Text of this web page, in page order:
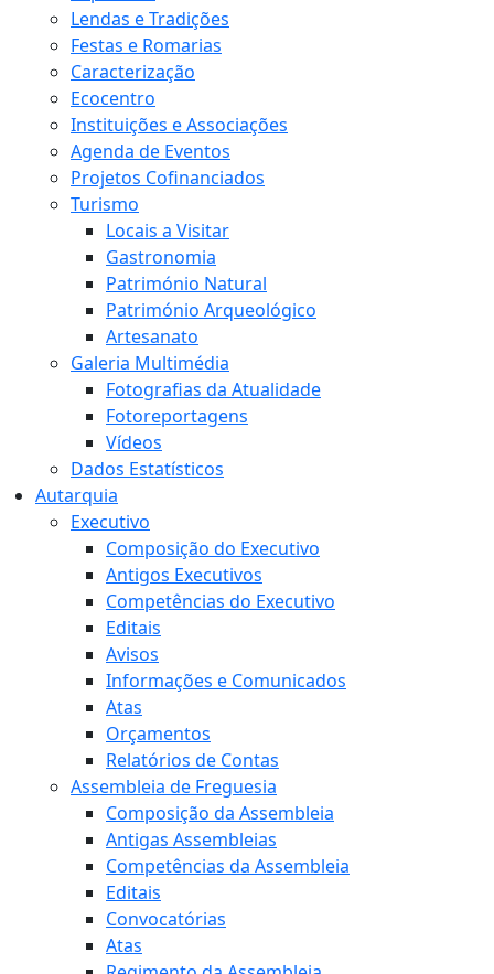
Lendas e Tradições
Festas e Romarias
Caracterização
Ecocentro
Instituições e Associações
Agenda de Eventos
Projetos Cofinanciados
Turismo
Locais a Visitar
Gastronomia
Património Natural
Património Arqueológico
Artesanato
Galeria Multimédia
Fotografias da Atualidade
Fotoreportagens
Vídeos
Dados Estatísticos
Autarquia
Executivo
Composição do Executivo
Antigos Executivos
Competências do Executivo
Editais
Avisos
Informações e Comunicados
Atas
Orçamentos
Relatórios de Contas
Assembleia de Freguesia
Composição da Assembleia
Antigas Assembleias
Competências da Assembleia
Editais
Convocatórias
Atas